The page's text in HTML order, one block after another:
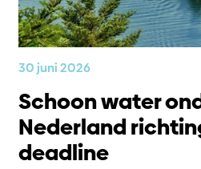
30 juni 2026
Schoon water
Nederland
deadline